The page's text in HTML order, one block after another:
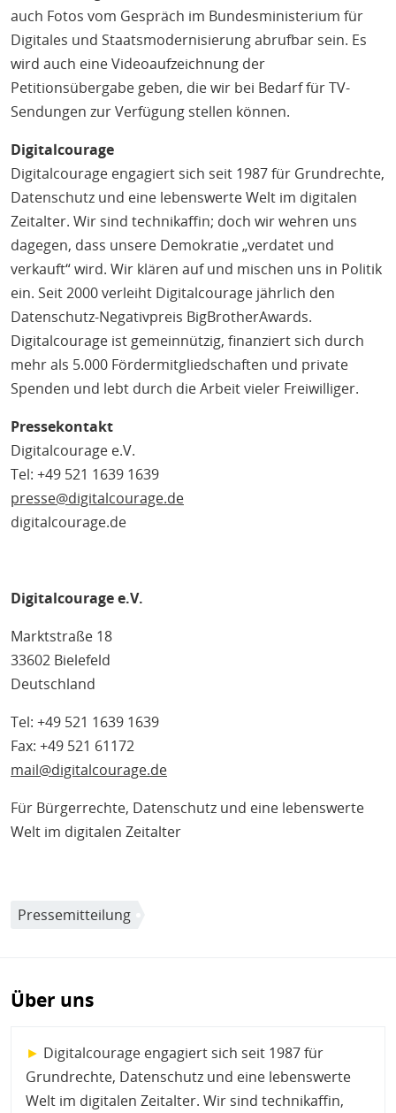
auch Fotos vom Gespräch im Bundesministerium für
Digitales und Staatsmodernisierung abrufbar sein. Es
wird auch eine Videoaufzeichnung der
Petitionsübergabe geben, die wir bei Bedarf für TV-
Sendungen zur Verfügung stellen können.
Digitalcourage
Digitalcourage engagiert sich seit 1987 für Grundrechte,
Datenschutz und eine lebenswerte Welt im digitalen
Zeitalter. Wir sind technikaffin; doch wir wehren uns
dagegen, dass unsere Demokratie „verdatet und
verkauft“ wird. Wir klären auf und mischen uns in Politik
ein. Seit 2000 verleiht Digitalcourage jährlich den
Datenschutz-Negativpreis BigBrotherAwards.
Digitalcourage ist gemeinnützig, finanziert sich durch
mehr als 5.000 Fördermitgliedschaften und private
Spenden und lebt durch die Arbeit vieler Freiwilliger.
Pressekontakt
Digitalcourage e.V.
Tel: +49 521 1639 1639
presse@digitalcourage.de
digitalcourage.de
Digitalcourage e.V.
Marktstraße 18
33602 Bielefeld
Deutschland
Tel: +49 521 1639 1639
Fax: +49 521 61172
mail@digitalcourage.de
Für Bürgerrechte, Datenschutz und eine lebenswerte
Welt im digitalen Zeitalter
Pressemitteilung
Über uns
► Digitalcourage engagiert sich seit 1987 für
Grundrechte, Datenschutz und eine lebenswerte
Welt im digitalen Zeitalter. Wir sind technikaffin,